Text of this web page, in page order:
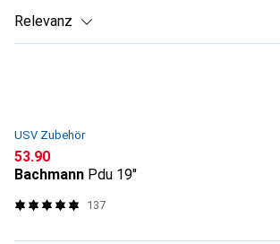
Relevanz
USV Zubehör
CHF
53.90
Bachmann Pdu 19"
137